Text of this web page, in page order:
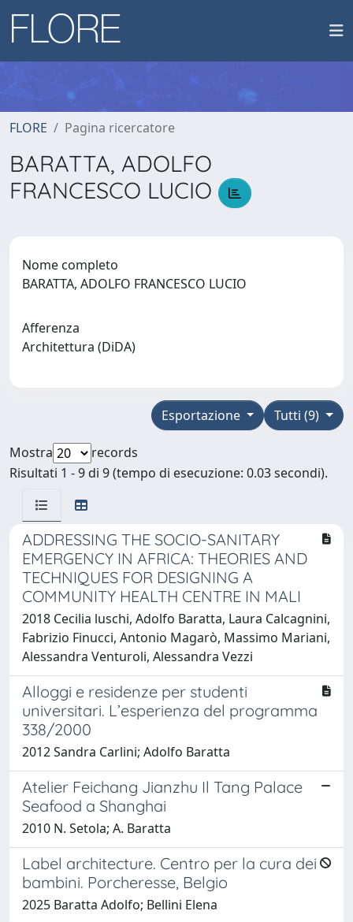
FLORE Pagina ricercatore
BARATTA, ADOLFO
FRANCESCO LUCIO
Nome completo
BARATTA, ADOLFO FRANCESCO LUCIO
Afferenza
Architettura (DiDA)
Tutti (9)
Esportazione
Mostra
records
Risultati 1 - 9 di 9 (tempo di esecuzione: 0.03 secondi).
ADDRESSING THE SOCIO-SANITARY
EMERGENCY IN AFRICA: THEORIES AND
TECHNIQUES FOR DESIGNING A
COMMUNITY HEALTH CENTRE IN MALI
2018 Cecilia luschi, Adolfo Baratta, Laura Calcagnini,
Fabrizio Finucci, Antonio Magarò, Massimo Mariani,
Alessandra Venturoli, Alessandra Vezzi
Alloggi e residenze per studenti
universitari. L’esperienza del programma
338/2000
2012 Sandra Carlini; Adolfo Baratta
Atelier Feichang Jianzhu Il Tang Palace
Seafood a Shanghai
2010 N. Setola; A. Baratta
Label architecture. Centro per la cura dei
bambini. Porcheresse, Belgio
2025 Baratta Adolfo; Bellini Elena